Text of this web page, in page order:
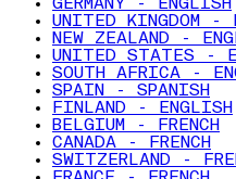
GERMANY - ENGLISH
UNITED KINGDOM -
NEW ZEALAND -
UNITED STATES -
SOUTH AFRICA -
SPAIN - SPANISH
FINLAND - ENGLISH
BELGIUM - FRENCH
CANADA - FRENCH
SWITZERLAND -